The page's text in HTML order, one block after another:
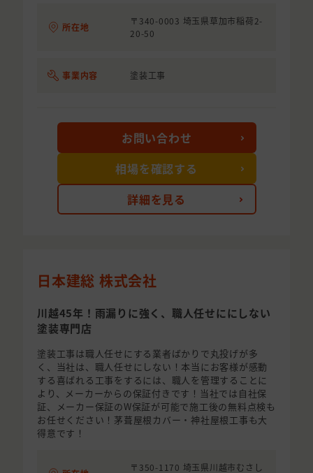
所在地
〒340-0003 埼玉県草加市稲荷2-
20-50
事業内容 塗装工事
詳細を見る
お問い合わせ
相場を確認する
日本建総 株式会社
川越45年！雨漏りに強く、職人任せににしない
塗装専門店
塗装工事は職人任せにする業者ばかりで丸投げが多
く、当社は、職人任せにしない！本当にお客様が感動
する喜ばれる工事をするには、職人を管理することに
より、メーカーからの保証付きです！当社では自社保
証、メーカー保証のW保証が可能で施工後の無料点検も
お任せください！茅葺屋根カバー・神社屋根工事も大
得意です！
〒350-1170 埼玉県川越市むさし